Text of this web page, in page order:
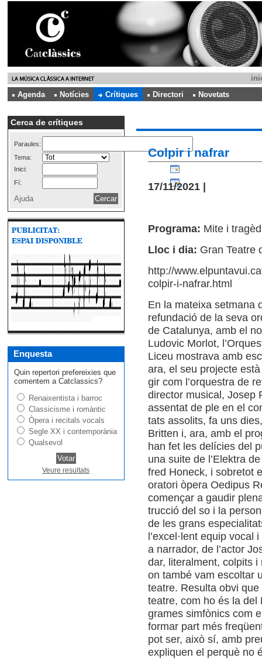
Agenda
Notícies Crítiques Directori Novetats
Cerca de crítiques
Paraules:
Tema:
Inici:
Fí:
Ajuda
Enquesta
Quin repertori prefereixies que
comentem a Catclassics?
Renaixentista i barroc
Classicisme i romàntic
Òpera i recitals vocals
Segle XX i contemporània
Qualsevol
Veure resultats
Colpir i nafrar
17/11/2021 |
Programa: Mite i
Lloc i dia: Gran Teatre
http://
colpir-i-nafrar.html
En la mateixa set­mana
refun­dació de la seva
de Cata­lu­nya, amb el
Ludo­vic Mor­lot,
Liceu mos­trava amb
ara, el seu pro­jecte
gir com l’orques­tra de
direc­tor musi­cal, Josep
assen­tat de ple en el
tats asso­lits, fa uns
Brit­ten i, ara, amb el
han fet les delícies del
una suite de l’Elek­tra
fred Honeck, i sobre­tot
ora­tori òpera Oedi­pus
començar a gau­dir
trucció del so i la
de les grans
l’excel·lent equip
a nar­ra­dor, de l’actor
dar, lite­ral­ment, col­pits
on també vam escol­tar
tea­tre. Resulta obvi
tea­tre, com ho és la
gra­mes simfònics com
for­mar part més
pot ser, això sí, amb
expli­quen el perquè no